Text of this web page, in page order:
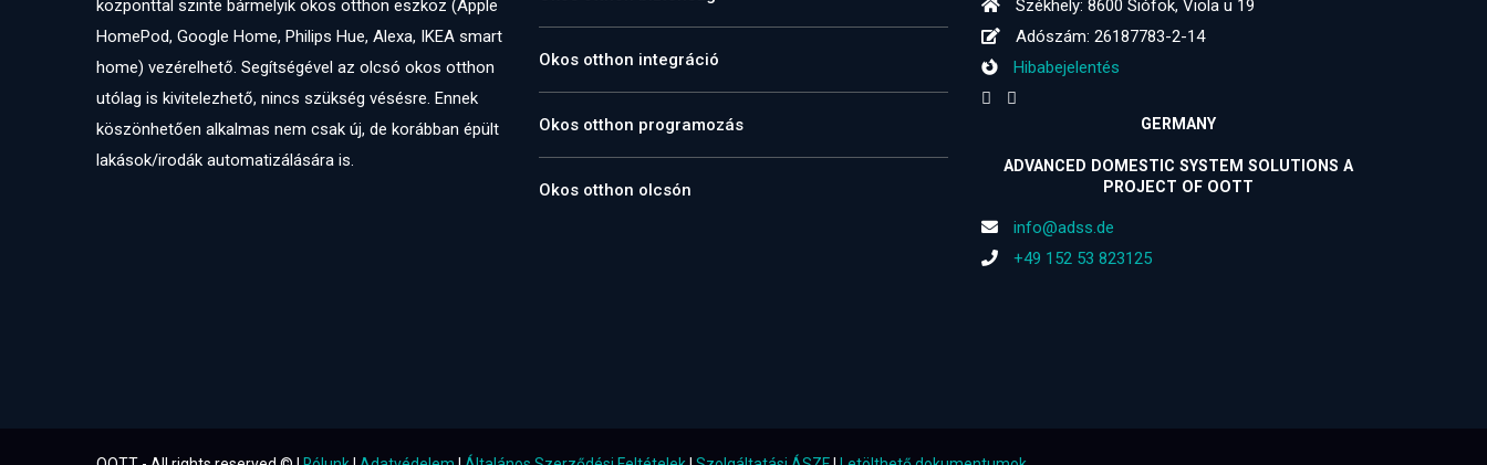
központtal szinte bármelyik okos otthon eszköz (Apple
HomePod, Google Home, Philips Hue, Alexa, IKEA smart
home) vezérelhető. Segítségével az olcsó okos otthon
utólag is kivitelezhető, nincs szükség vésésre. Ennek
köszönhetően alkalmas nem csak új, de korábban épült
lakások/irodák automatizálására is.
Okos otthon integráció
Okos otthon programozás
Okos otthon olcsón
Székhely: 8600 Siófok, Viola u 19
Adószám: 26187783-2-14
Hibabejelentés
GERMANY
ADVANCED DOMESTIC SYSTEM SOLUTIONS A
PROJECT OF OOTT
info@adss.de
+49 152 53 823125